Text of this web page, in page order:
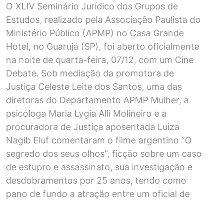
O XLIV Seminário Jurídico dos Grupos de
Estudos, realizado pela Associação Paulista do
Ministério Público (APMP) no Casa Grande
Hotel, no Guarujá (SP), foi aberto oficialmente
na noite de quarta-feira, 07/12, com um Cine
Debate. Sob mediação da promotora de
Justiça Celeste Leite dos Santos, uma das
diretoras do Departamento APMP Mulher, a
psicóloga Maria Lygia Alli Molineiro e a
procuradora de Justiça aposentada Luiza
Nagib Eluf comentaram o filme argentino “O
segredo dos seus olhos”, ficção sobre um caso
de estupro e assassinato, sua investigação e
desdobramentos por 25 anos, tendo como
pano de fundo a atração entre um oficial de